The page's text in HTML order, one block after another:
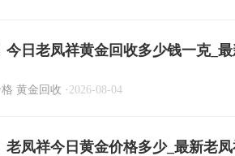
今日老凤祥黄金回收多少钱一克_
黄金回收 · 2026-08-04
老凤祥今日黄金价格多少_最新老